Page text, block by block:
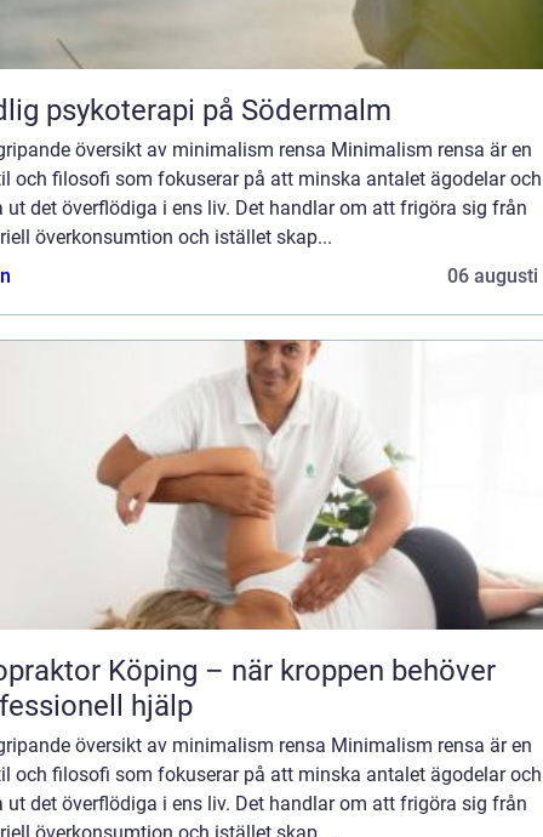
psykoterapi på Södermalm
översikt av minimalism rensa Minimalism rensa är en
och filosofi som fokuserar på att minska antalet ägodelar och
ut det överflödiga i ens liv. Det handlar om att frigöra sig från
överkonsumtion och istället skap...
06 augusti
Köping – när kroppen behöver
hjälp
översikt av minimalism rensa Minimalism rensa är en
och filosofi som fokuserar på att minska antalet ägodelar och
ut det överflödiga i ens liv. Det handlar om att frigöra sig från